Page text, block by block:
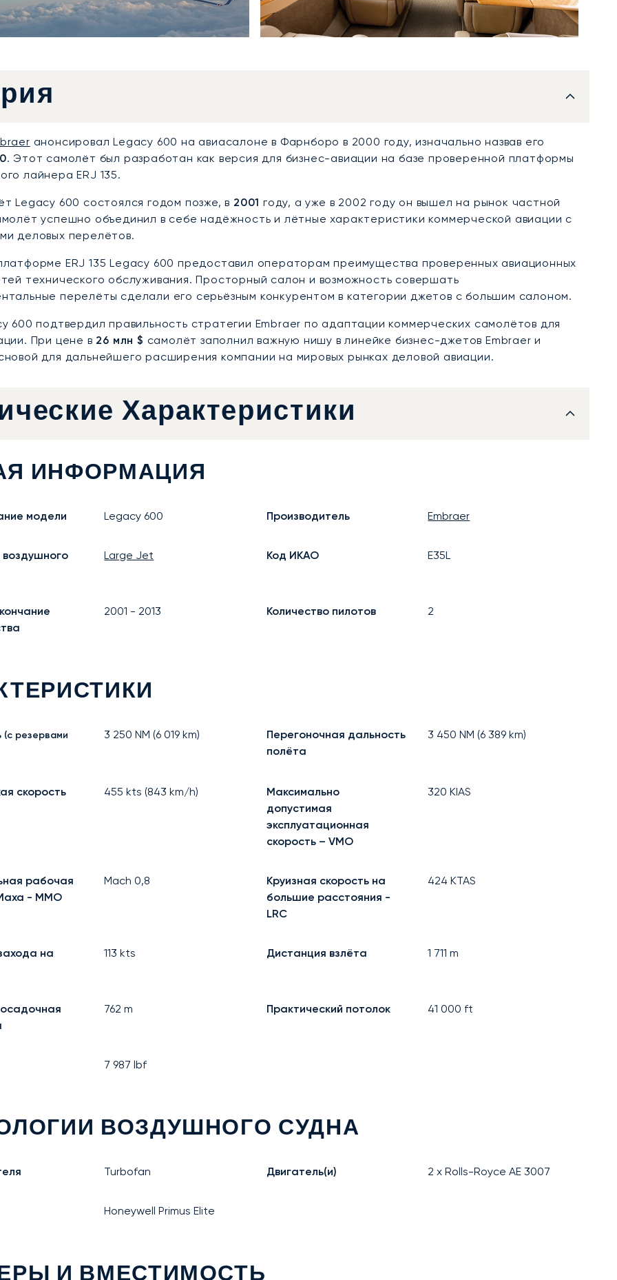
анонсировал Legacy 600 на авиасалоне в Фарнборо в 2000 году, изначально назвав его
. Этот самолёт был разработан как версия для бизнес-авиации на базе проверенной платформы
лайнера ERJ 135.
Legacy 600 состоялся годом позже, в 2001 году, а уже в 2002 году он вышел на рынок частной
успешно объединил в себе надёжность и лётные характеристики коммерческой авиации с
деловых перелётов.
ERJ 135 Legacy 600 предоставил операторам преимущества проверенных авиационных
технического обслуживания. Просторный салон и возможность совершать
перелёты сделали его серьёзным конкурентом в категории джетов с большим салоном.
600 подтвердил правильность стратегии Embraer по адаптации коммерческих самолётов для
При цене в 26 млн $ самолёт заполнил важную нишу в линейке бизнес-джетов Embraer и
для дальнейшего расширения компании на мировых рынках деловой авиации.
Характеристики
ИНФОРМАЦИЯ
модели Legacy 600 Производитель Embraer
воздушного
Large Jet Код ИКАО E35L
2001 - 2013 Количество пилотов 2
(с резервами
3 250 NM (6 019 km)
Перегоночная дальность
полёта
3 450 NM (6 389 km)
скорость 455 kts (843 km/h)
Максимально
допустимая
эксплуатационная
скорость – VMO
320 KIAS
рабочая
- MMO
Mach0,8
Круизная скорость на
большие расстояния -
LRC
424 KTAS
на
113 kts Дистанция взлёта 1 711 m
762 m Практический потолок 41 000 ft
7 987 lbf
ВОЗДУШНОГО СУДНА
Turbofan Двигатель(и) 2 x Rolls-Royce AE 3007
Honeywell Primus Elite
И ВМЕСТИМОСТЬ